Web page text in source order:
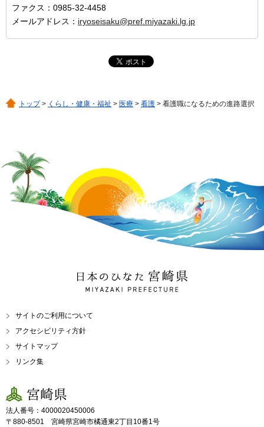
ファクス：0985-32-4458
メールアドレス： iryoseisaku@pref.miyazaki.lg.jp
トップ> くらし・健康・福祉 > 医療 > 看護 > 看護職になるための進路選択
日本のひなた 宮崎県
MIYAZAKI PREFECTURE
サイトのご利用について
アクセシビリティ方針
サイトマップ
リンク集
宮崎県
法人番号：4000020450006
〒880-8501 宮崎県宮崎市橘通東2丁目10番1号